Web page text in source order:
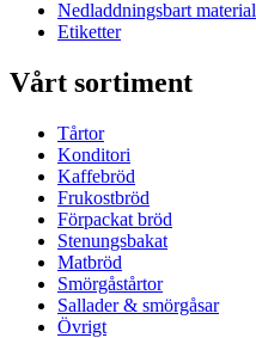
Nedladdningsbart material
Etiketter
Vårt sortiment
Tårtor
Konditori
Kaffebröd
Frukostbröd
Förpackat bröd
Stenungsbakat
Matbröd
Smörgåstårtor
Sallader & smörgåsar
Övrigt